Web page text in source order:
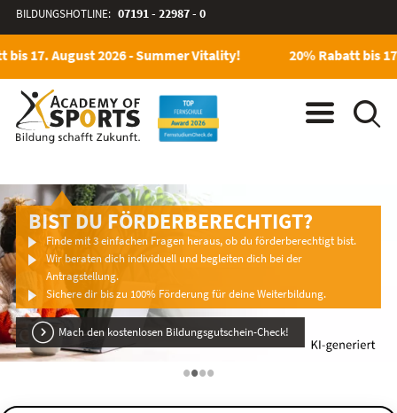
BILDUNGSHOTLINE: 07191 - 22987 - 0
17. August 2026 - Summer Vitality! 20% Rabatt bis
BIST DU FÖRDERBERECHTIGT?
Finde mit 3 einfachen Fragen heraus, ob du förderberechtigt bist.
Wir beraten dich individuell und begleiten dich bei der
Antragstellung.
Sichere dir bis zu 100% Förderung für deine Weiterbildung.
Mach den kostenlosen Bildungsgutschein-Check!
••••